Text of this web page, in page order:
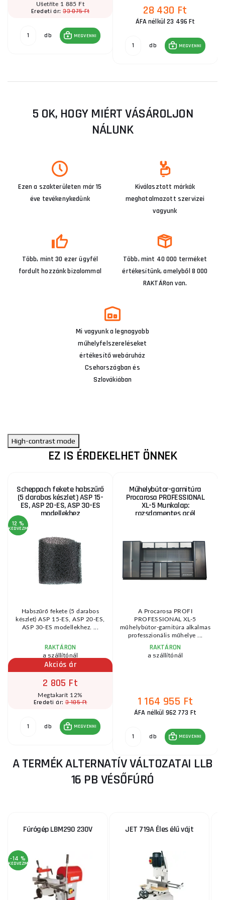
Ušetříte 1 885 Ft
Eredeti ár:33 075 Ft
db MEGVENNI
28 430 Ft
ÁFA nélkül 23 496 Ft
db MEGVENNI
5 OK, HOGY MIÉRT VÁSÁROLJON
NÁLUNK
Ezen a szakterületen már 15
éve tevékenykedünk
Kiválasztott márkák
meghatalmazott szervizei
vagyunk
Több, mint 30 ezer ügyfél
fordult hozzánk bizalommal
Több, mint 40 000 terméket
értékesítünk, amelyből 8 000
RAKTÁRon van.
Mi vagyunk a legnagyobb
műhelyfelszereléseket
értékesítő webáruház
Csehországban és
Szlovákiában
High-contrast mode
EZ IS ÉRDEKELHET ÖNNEK
Scheppach fekete habszűrő
(5 darabos készlet) ASP 15-
ES, ASP 20-ES, ASP 30-ES
modellekhez
12 %
KEDVEZMÉNY
Habszűrő fekete (5 darabos
készlet) ASP 15-ES, ASP 20-ES,
ASP 30-ES modellekhez. ...
RAKTÁRON
a szállítónál
Akciós ár
2 805 Ft
Megtakarít 12%
Eredeti ár:3 185 Ft
db MEGVENNI
Műhelybútor-garnitúra
Procarosa PROFESSIONAL
XL-5 Munkalap:
rozsdamentes acél
A Procarosa PROFI
PROFESSIONAL XL-5
műhelybútor-garnitúra alkalmas
professzionális műhelye ...
RAKTÁRON
a szállítónál
1 164 955 Ft
ÁFA nélkül 962 773 Ft
db MEGVENNI
A TERMÉK ALTERNATÍV VÁLTOZATAI LLB
16 PB VÉSŐFÚRÓ
Fúrógép LBM290 230V
-14 %
KEDVEZMÉNY
JET 719A Éles élű vájt